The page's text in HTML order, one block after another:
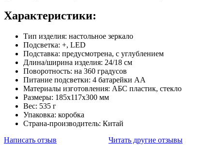
Характеристики:
Тип изделия: настольное зеркало
Подсветка: +, LED
Подставка: предусмотрена, с углублением
Длина/ширина изделия: 24/18 см
Поворотность: на 360 градусов
Питание подсветки: 4 батарейки АА
Материалы изготовления: АБС пластик, стекло
Размеры: 185х117х300 мм
Вес: 535 г
Упаковка: коробка
Страна-производитель: Китай
Написать отзыв
Читать другие отзывы